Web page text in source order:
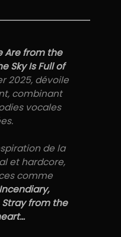
Are from the
Sky Is Full of
2025, dévoile
combinant
vocales
de la
et hardcore,
comme
Stray from the